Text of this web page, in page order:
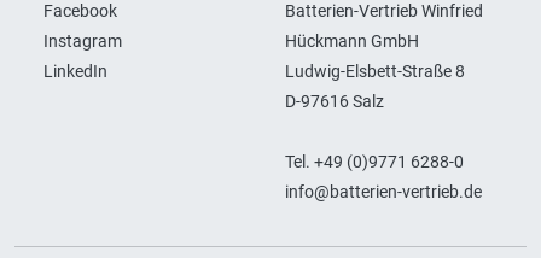
Facebook
Instagram
LinkedIn
Batterien-Vertrieb Winfried
Hückmann GmbH
Ludwig-Elsbett-Straße 8
D-97616 Salz
Tel. +49 (0)9771 6288-0
info@batterien-vertrieb.de